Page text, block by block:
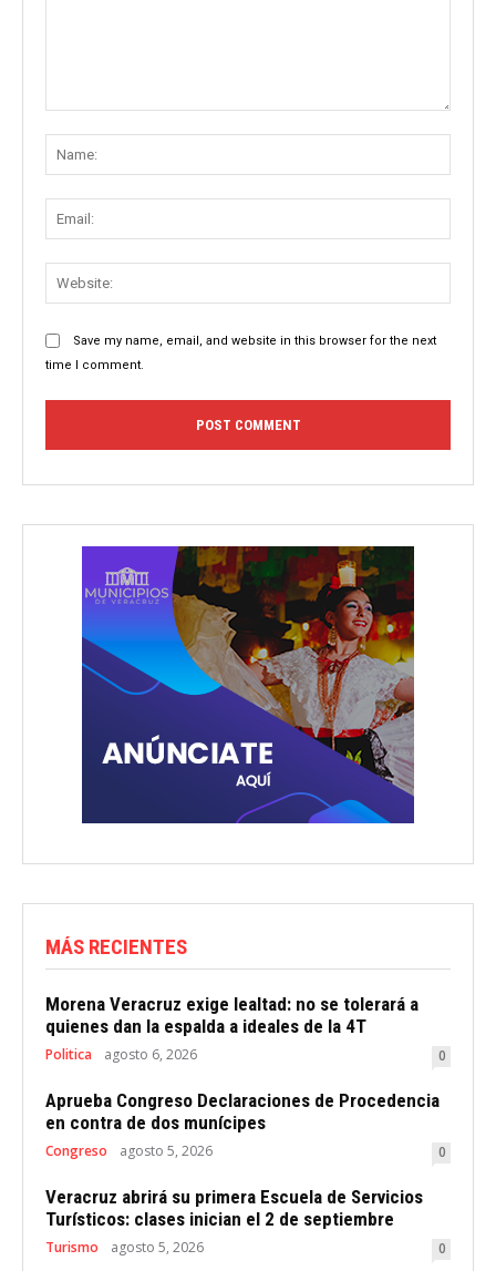
Save my name, email, and website in this browser for the next
time I comment.
MÁS RECIENTES
Morena Veracruz exige lealtad: no se tolerará a
quienes dan la espalda a ideales de la 4T
Politica agosto 6, 2026 0
Aprueba Congreso Declaraciones de Procedencia
en contra de dos munícipes
Congreso agosto 5, 2026 0
Veracruz abrirá su primera Escuela de Servicios
Turísticos: clases inician el 2 de septiembre
Turismo agosto 5, 2026 0